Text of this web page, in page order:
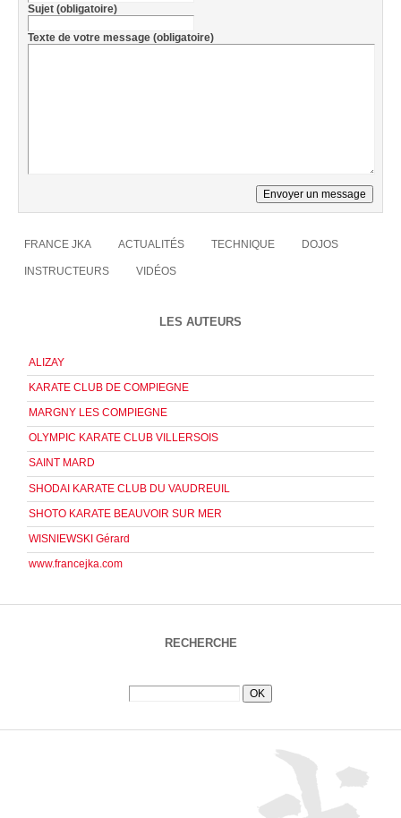
Sujet (obligatoire)
Texte de votre message (obligatoire)
FRANCE JKA ACTUALITÉS TECHNIQUE DOJOS
INSTRUCTEURS VIDÉOS
LES AUTEURS
ALIZAY
KARATE CLUB DE COMPIEGNE
MARGNY LES COMPIEGNE
OLYMPIC KARATE CLUB VILLERSOIS
SAINT MARD
SHODAI KARATE CLUB DU VAUDREUIL
SHOTO KARATE BEAUVOIR SUR MER
WISNIEWSKI Gérard
www.francejka.com
RECHERCHE